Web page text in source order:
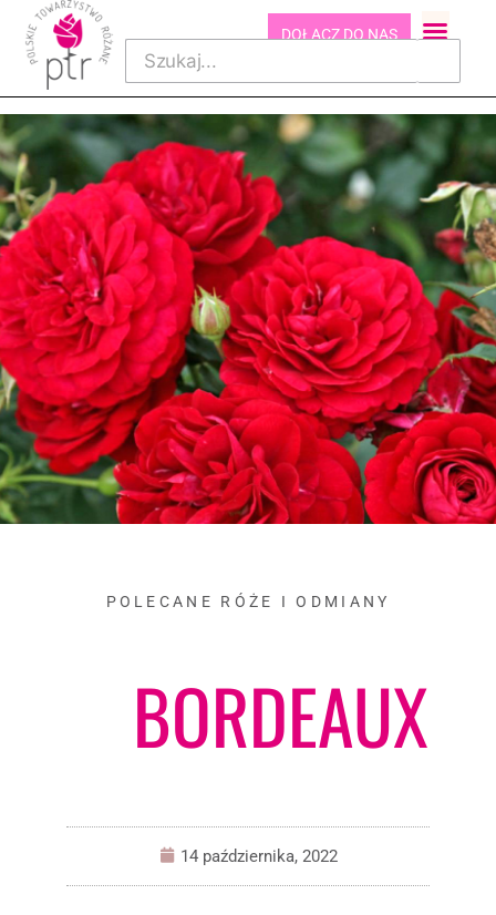
DOŁĄCZ DO NAS
POLECANE RÓŻE I ODMIANY
BORDEAUX
14 października, 2022